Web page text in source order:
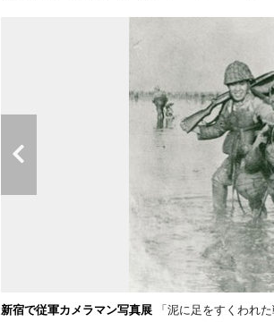
新宿で従軍カメラマン写真展「泥に足をすくわれ